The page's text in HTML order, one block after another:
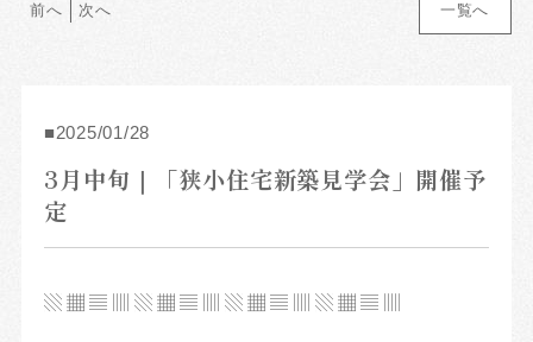
一覧へ
前へ 次へ
2025/01/28
3月中旬｜「狭小住宅新築見学会」開催予
定
▧ ▦ ▤ ▥ ▧ ▦ ▤ ▥ ▧ ▦ ▤ ▥ ▧ ▦ ▤ ▥